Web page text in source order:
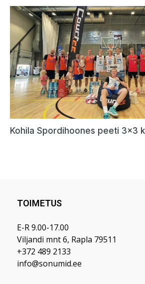
TOIMETUS
E-R 9.00-17.00
Viljandi mnt 6, Rapla 79511
+372 489 2133
info@sonumid.ee